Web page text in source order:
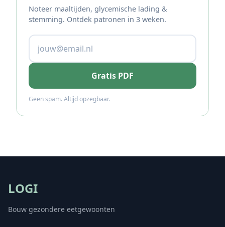
Noteer maaltijden, glycemische lading &
stemming. Ontdek patronen in 3 weken.
Gratis PDF
Geen spam. Altijd opzegbaar.
LOGI
Bouw gezondere eetgewoonten